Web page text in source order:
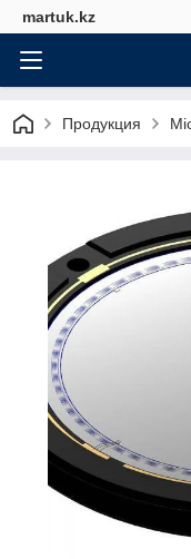
martuk.kz
Продукция